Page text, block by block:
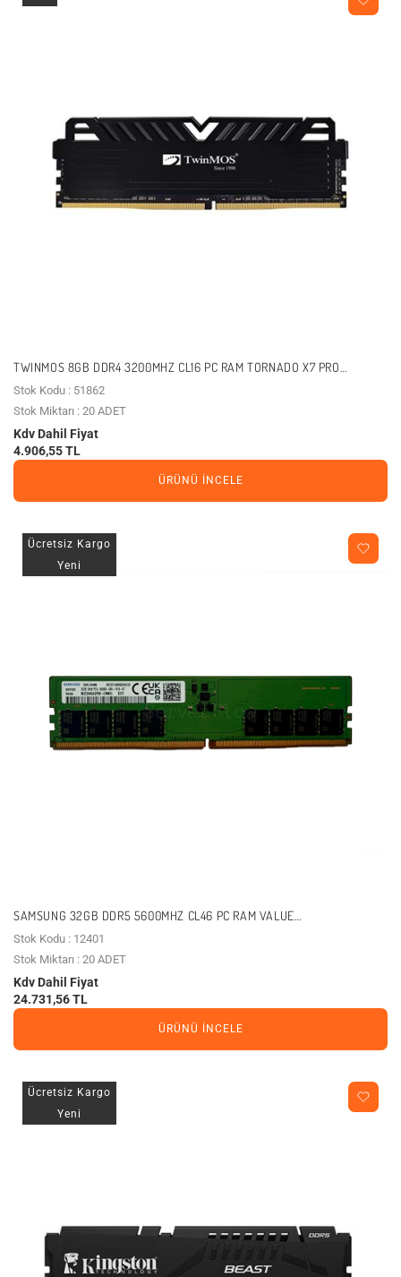
TWINMOS 8GB DDR4 3200MHZ CL16 PC RAM TORNADO X7 PRO
TMD48GB3200D16BKX7P
Stok Kodu : 51862
Stok Miktarı : 20 ADET
Kdv Dahil Fiyat
4.906,55 TL
ÜRÜNÜ İNCELE
Ücretsiz Kargo
Yeni
SAMSUNG 32GB DDR5 5600MHZ CL46 PC RAM VALUE
M323R4GA3PB0-CWM0D KUTUSUZ
Stok Kodu : 12401
Stok Miktarı : 20 ADET
Kdv Dahil Fiyat
24.731,56 TL
ÜRÜNÜ İNCELE
Ücretsiz Kargo
Yeni